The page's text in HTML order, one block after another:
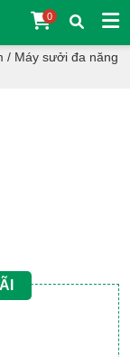
0
/ Máy sưởi đa năng